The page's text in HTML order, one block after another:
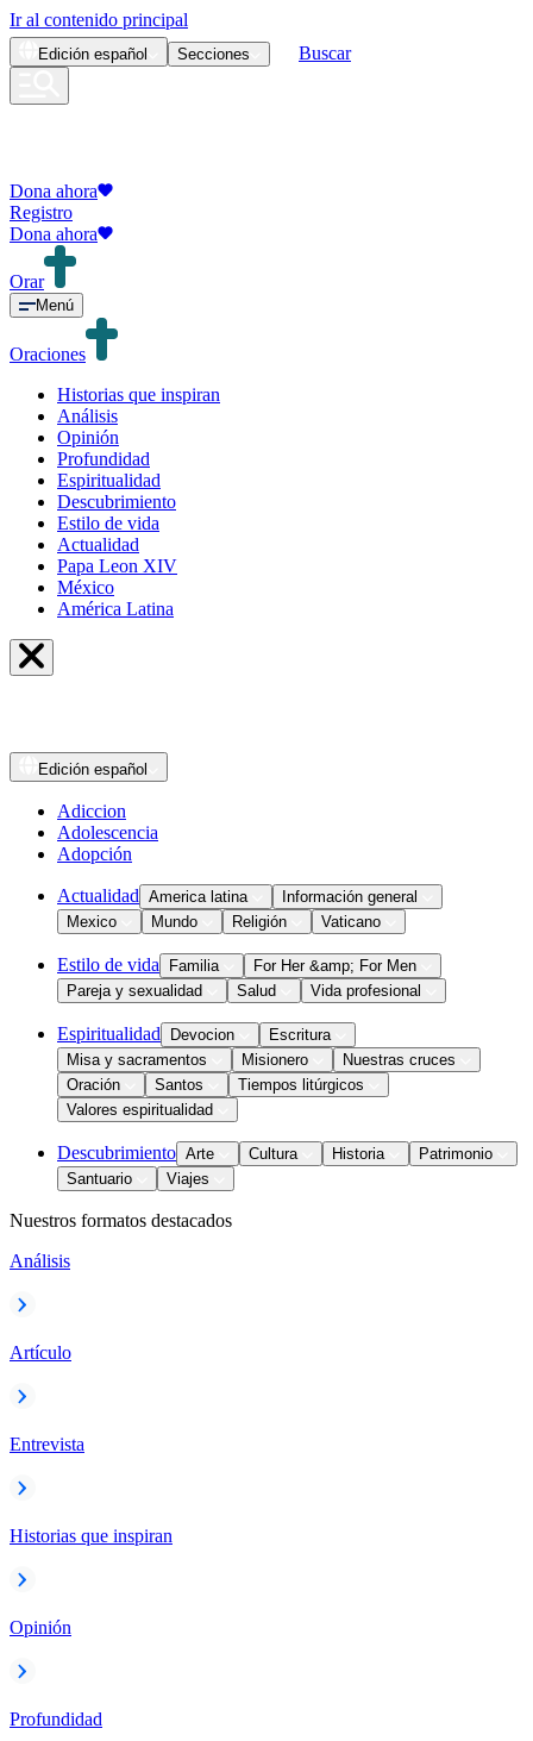
Ir al contenido principal
Edición español Secciones Buscar
Dona ahora
Registro
Dona ahora
Orar
Menú
Oraciones
Historias que inspiran
Análisis
Opinión
Profundidad
Espiritualidad
Descubrimiento
Estilo de vida
Actualidad
Papa Leon XIV
México
América Latina
Edición español
Adiccion
Adolescencia
Adopción
Actualidad America latina
Información general
Mexico
Mundo Religión Vaticano
Estilo de vida Familia
For Her &amp; For Men
Pareja y sexualidad
Salud Vida profesional
Espiritualidad Devocion
Escritura
Misa y sacramentos
Misionero
Nuestras cruces
Oración
Santos
Tiempos litúrgicos
Valores espiritualidad
Descubrimiento Arte Cultura Historia
Patrimonio
Santuario
Viajes
Nuestros formatos destacados
Análisis
Artículo
Entrevista
Historias que inspiran
Opinión
Profundidad